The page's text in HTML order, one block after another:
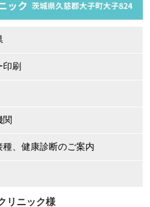
印刷
関
種、健康診断のご案内
リニック様